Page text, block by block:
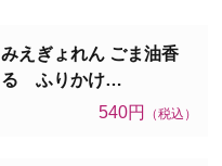
みえぎょれん ごま油香
る ふりかけ…
540円
（税込）